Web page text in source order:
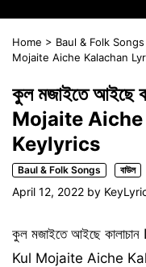
Home > Baul & Folk Songs
Mojaite Aiche Kalachan
কুল মজাইতে আইছে
Mojaite Aiche
Keylyrics
Baul & Folk Songs বাউল
April 12, 2022 by
কুল মজাইতে আইছে
Kul Mojaite Aiche